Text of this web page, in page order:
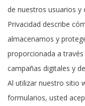
de nuestros usuarios y
Privacidad describe
almacenamos y
proporcionada a
campañas digitales y
Al utilizar nuestro sitio
formularios, usted